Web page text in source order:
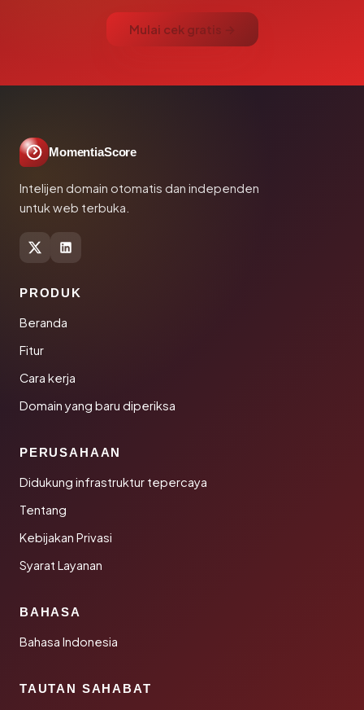
Mulai cek gratis →
MomentiaScore
Intelijen domain otomatis dan independen
untuk web terbuka.
PRODUK
Beranda
Fitur
Cara kerja
Domain yang baru diperiksa
PERUSAHAAN
Didukung infrastruktur tepercaya
Tentang
Kebijakan Privasi
Syarat Layanan
BAHASA
Bahasa Indonesia
TAUTAN SAHABAT